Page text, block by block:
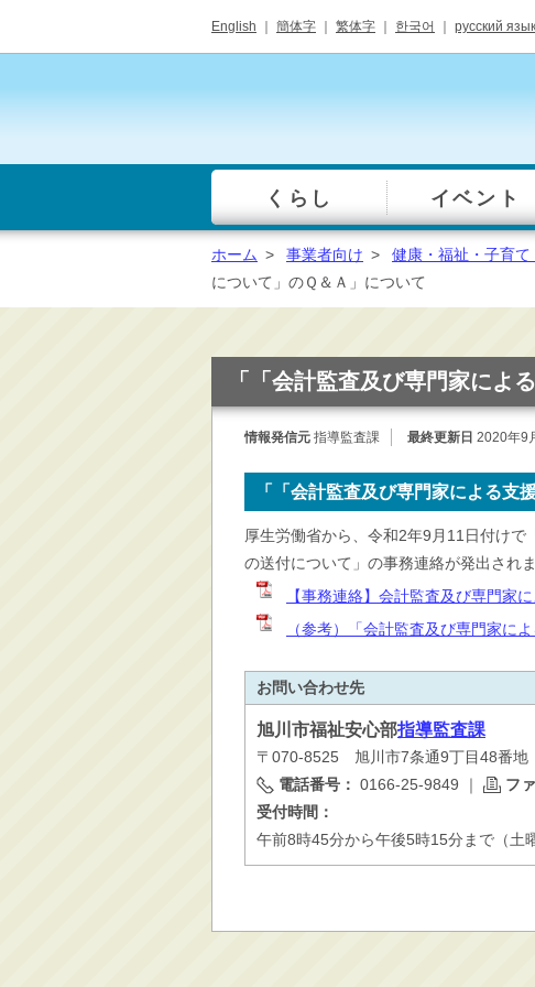
English 簡体字 繁体字 한국어 русский язык
一覧
くらし イベント
総合窓口
手続き・届出（戸籍・
健康・福祉・衛生・ペ
子育て・学校教育
境保全
学ぶ・文化・スポーツ
産業・しごと・消費生
移住情報
住宅・土地・都市計画
市民活動・参加・地域
まちづくり
水道・除雪・土木
公共交通・空港
市議会・選挙
ホーム > 事業者向け > 健康・福祉・子育て
について」のＱ＆Ａ」について
「「会計監査及び専門家によ
情報発信元 指導監査課 最終更新日 2020年9
「「会計監査及び専門家による支
厚生労働省から、令和2年9月11日付けで
の送付について」の事務連絡が発出され
【事務連絡】会計監査及び専門家
（参考）「会計監査及び専門家に
お問い合わせ先
旭川市福祉安心部指導監査課
〒070-8525 旭川市7条通9丁目48番
電話番号： 0166-25-9849 ｜ フ
受付時間：
午前8時45分から午後5時15分まで（土